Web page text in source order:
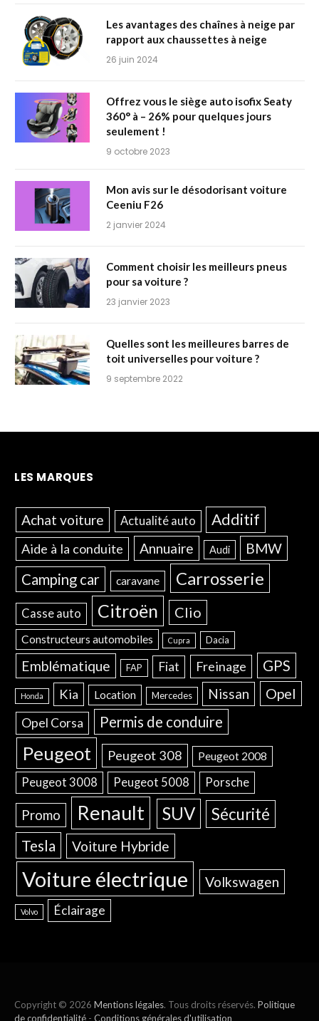
Les avantages des chaînes à neige par
rapport aux chaussettes à neige
26 juin 2024
Offrez vous le siège auto isofix Seaty
360° à – 26% pour quelques jours
seulement !
9 octobre 2023
Mon avis sur le désodorisant voiture
Ceeniu F26
2 janvier 2024
Comment choisir les meilleurs pneus
pour sa voiture ?
23 janvier 2023
Quelles sont les meilleures barres de
toit universelles pour voiture ?
9 septembre 2022
LES MARQUES
Achat voiture Actualité auto Additif
Aide à la conduite Annuaire Audi BMW
Camping car caravane Carrosserie
Casse auto Citroën Clio
Constructeurs automobiles Cupra Dacia
Emblématique FAP Fiat Freinage GPS
Honda Kia Location Mercedes Nissan Opel
Opel Corsa Permis de conduire
Peugeot Peugeot 308 Peugeot 2008
Peugeot 3008 Peugeot 5008 Porsche
Promo Renault SUV Sécurité
Tesla Voiture Hybride
Voiture électrique Volkswagen
Volvo Éclairage
Copyright © 2026 Mentions légales. Tous droits réservés. Politique
de confidentialité - Conditions générales d'utilisation